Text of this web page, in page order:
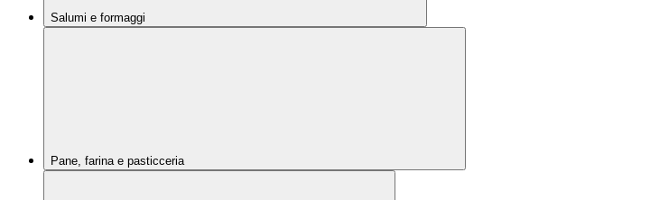
Salumi e formaggi
Pane, farina e pasticceria